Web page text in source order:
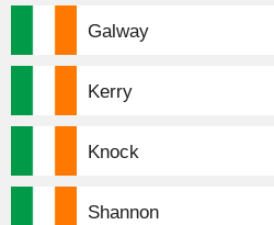
Galway
Kerry
Knock
Shannon